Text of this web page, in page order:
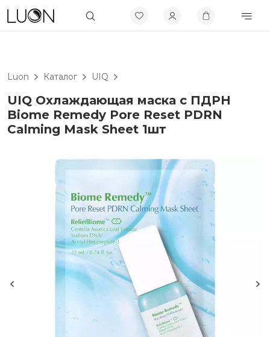
Luon Каталог UIQ
UIQ Охлаждающая маска с ПДРН
Biome Remedy Pore Reset PDRN
Calming Mask Sheet 1шт